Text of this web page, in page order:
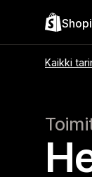
Kaikki